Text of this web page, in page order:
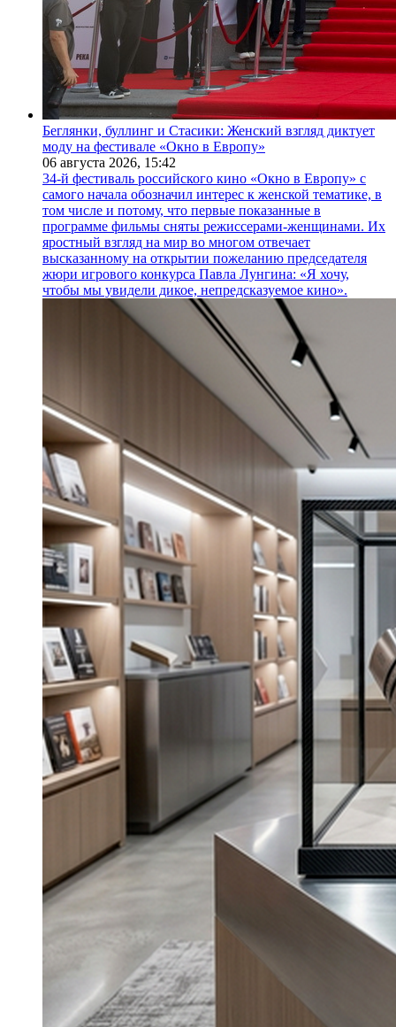
Беглянки, буллинг и Стасики: Женский взгляд диктует
моду на фестивале «Окно в Европу»
06 августа 2026, 15:42
34-й фестиваль российского кино «Окно в Европу» с
самого начала обозначил интерес к женской тематике, в
том числе и потому, что первые показанные в
программе фильмы сняты режиссерами-женщинами. Их
яростный взгляд на мир во многом отвечает
высказанному на открытии пожеланию председателя
жюри игрового конкурса Павла Лунгина: «Я хочу,
чтобы мы увидели дикое, непредсказуемое кино».